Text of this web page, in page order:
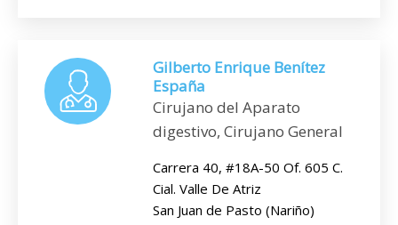
Gilberto Enrique Benítez
España
Cirujano del Aparato
digestivo, Cirujano General
Carrera 40, #18A-50 Of. 605 C.
Cial. Valle De Atriz
San Juan de Pasto (Nariño)